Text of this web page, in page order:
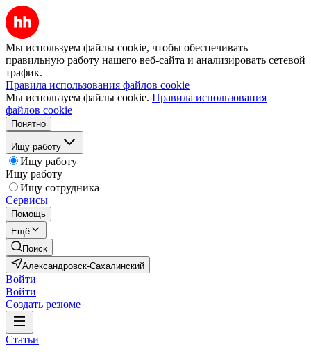
Мы используем файлы cookie, чтобы обеспечивать
правильную работу нашего веб-сайта и анализировать сетевой
трафик.
Правила использования файлов cookie
Мы используем файлы cookie. Правила использования
файлов cookie
Понятно
Ищу работу
Ищу работу
Ищу работу
Ищу сотрудника
Сервисы
Помощь
Ещё
Поиск
Александровск-Сахалинский
Войти
Войти
Создать резюме
Статьи